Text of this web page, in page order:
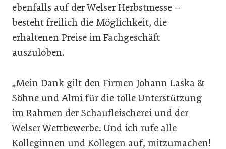
ebenfalls auf der Welser Herbstmesse –
besteht freilich die Möglichkeit, die
erhaltenen Preise im Fachgeschäft
auszuloben.
„Mein Dank gilt den Firmen Johann Laska &
Söhne und Almi für die tolle Unterstützung
im Rahmen der Schaufleischerei und der
Welser Wettbewerbe. Und ich rufe alle
Kolleginnen und Kollegen auf, mitzumachen!